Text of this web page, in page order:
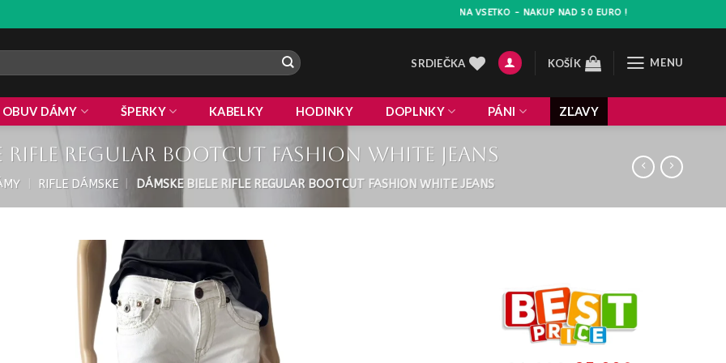
ZLAVA 10% NA VSETKO - NAKUP NAD 50 EURO !
SRDIEČKA KOŠÍK MENU
OBUV DÁMY ŠPERKY KABELKY HODINKY DOPLNKY PÁNI ZĽAVY
rifle regular bootcut fashion white jeans
RIFLE DÁMSKE DÁMSKE BIELE RIFLE REGULAR BOOTCUT FASHION WHITE JEANS